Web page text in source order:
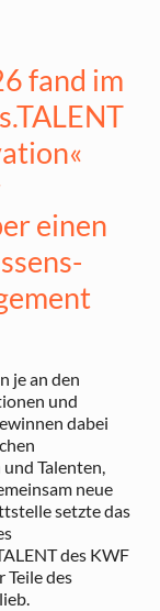
fand im
einen
je an den
und
dabei
Talenten,
neue
setzte das
des KWF
des